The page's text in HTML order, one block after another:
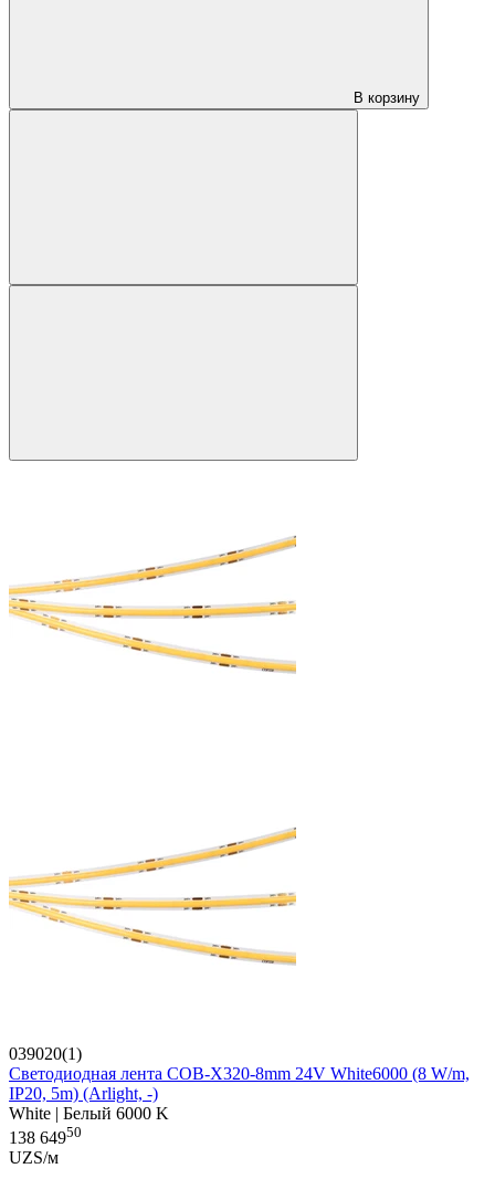
В корзину
039020(1)
Светодиодная лента COB-X320-8mm 24V White6000 (8 W/m,
IP20, 5m) (Arlight, -)
White | Белый 6000 K
138 64950
UZS/м